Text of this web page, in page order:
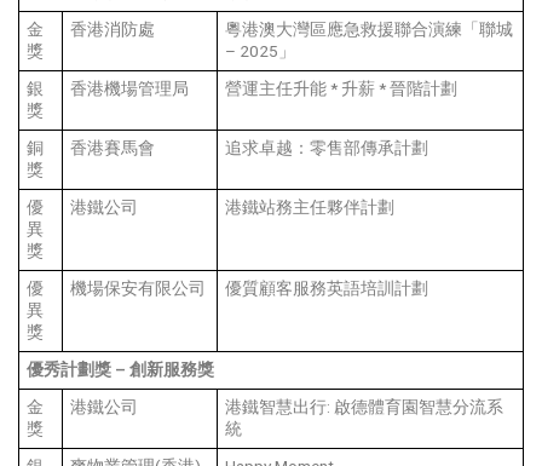
金
獎
香港消防處
粵港澳大灣區應急救援聯合演練「聯城
– 2025」
銀
獎
香港機場管理局 營運主任升能 * 升薪 * 晉階計劃
銅
獎
香港賽馬會 追求卓越：零售部傳承計劃
優
異
獎
港鐵公司 港鐵站務主任夥伴計劃
優
異
獎
機場保安有限公司 優質顧客服務英語培訓計劃
優秀計劃獎 – 創新服務獎
金
獎
港鐵公司
港鐵智慧出行: 啟德體育園智慧分流系
統